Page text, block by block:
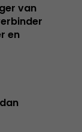
van
en